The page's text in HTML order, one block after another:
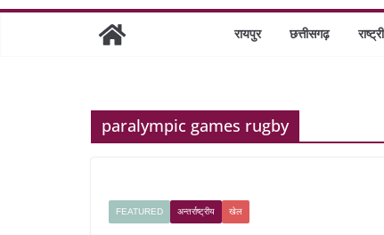
रायपुर छत्तीसगढ़
paralympic games rugby
FEATURED अन्तर्राष्ट्रीय खेल